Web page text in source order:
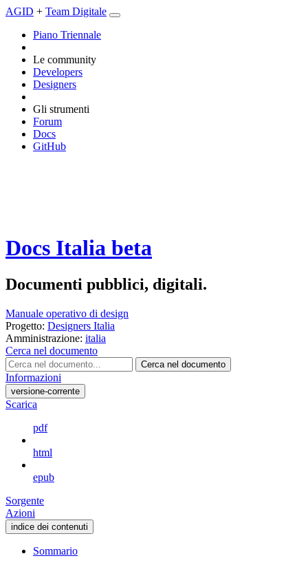
AGID + Team Digitale
Piano Triennale
Le community
Developers
Designers
Gli strumenti
Forum
Docs
GitHub
Docs Italia beta
Documenti pubblici, digitali.
Manuale operativo di design
Progetto: Designers Italia
Amministrazione: italia
Cerca nel documento
Cerca nel documento
Informazioni
versione-corrente
Scarica
pdf
html
epub
Sorgente
Azioni
indice dei contenuti
Sommario